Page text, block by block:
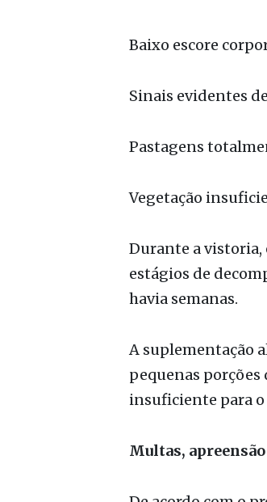
Sinais evidentes
Pastagens
Vegetação
Durante a vistoria,
havia semanas.
A suplementação
insuficiente para o
Multas,
De acordo com o